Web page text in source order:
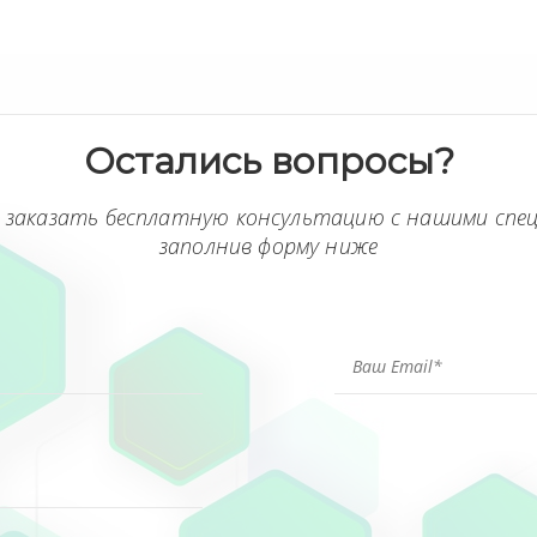
Остались вопросы?
бесплатную консультацию с нашими
заполнив форму ниже